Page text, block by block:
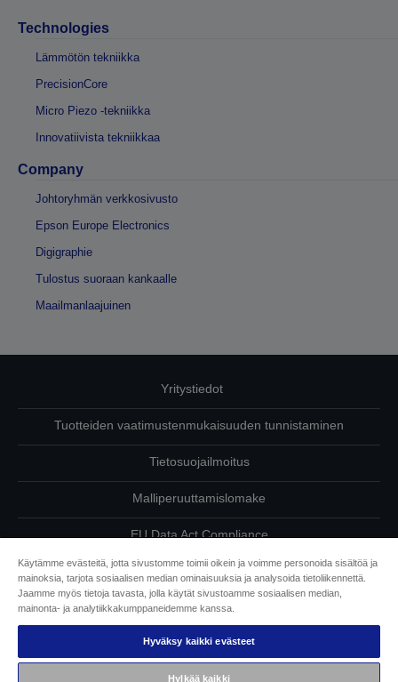
Technologies
Lämmötön tekniikka
PrecisionCore
Micro Piezo -tekniikka
Innovatiivista tekniikkaa
Company
Johtoryhmän verkkosivusto
Epson Europe Electronics
Digigraphie
Tulostus suoraan kankaalle
Maailmanlaajuinen
Yritystiedot
Tuotteiden vaatimustenmukaisuuden tunnistaminen
Tietosuojailmoitus
Malliperuuttamislomake
EU Data Act Compliance
Ota meihin yhteyttä omista tiedoistasi
Tietoa evästeistä
Epson on sitoutunut saavutettavuuteen
Käytämme evästeitä, jotta sivustomme toimii oikein ja voimme personoida sisältöä ja
mainoksia, tarjota sosiaalisen median ominaisuuksia ja analysoida tietoliikennettä.
Jaamme myös tietoja tavasta, jolla käytät sivustoamme sosiaalisen median,
mainonta- ja analytiikkakumppaneidemme kanssa.
Hyväksy kaikki evästeet
Hylkää kaikki